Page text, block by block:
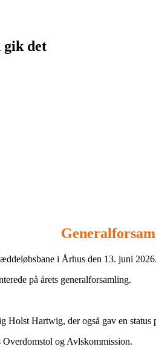
gik det
i Århus den 13. juni 2026.
på årets generalforsamling.
Hartwig, der også gav en
Overdomstol og Avlskommission.